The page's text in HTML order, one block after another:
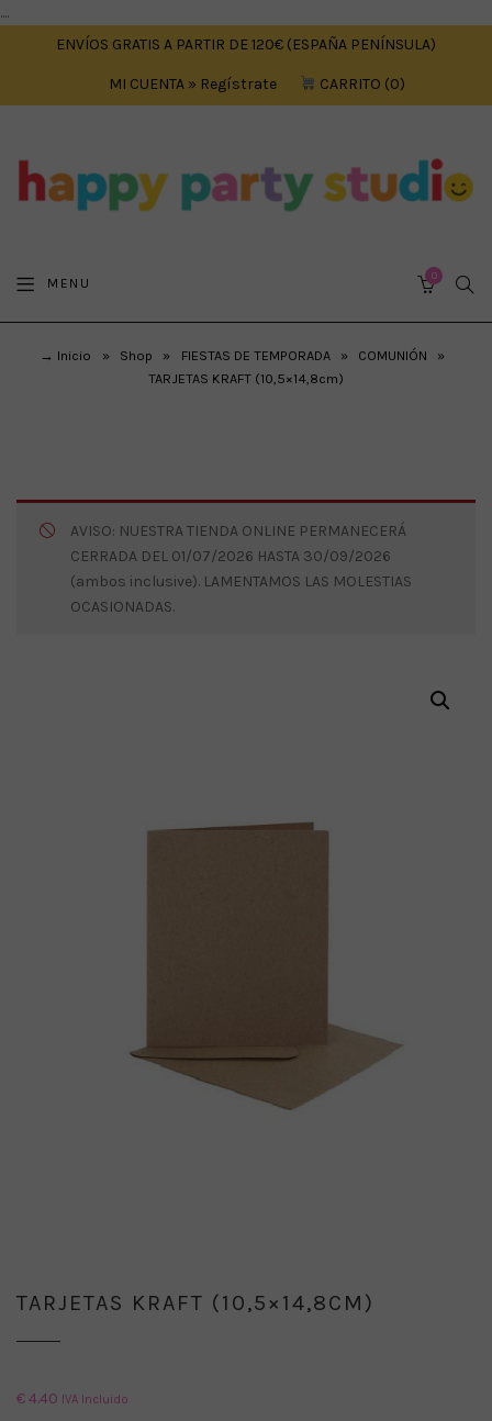
....
ENVÍOS GRATIS A PARTIR DE 120€ (ESPAÑA PENÍNSULA)
MI CUENTA » Regístrate CARRITO 0
MENU 0
→ Inicio » Shop » FIESTAS DE TEMPORADA » COMUNIÓN
»
TARJETAS KRAFT (10,5×14,8cm)
AVISO: NUESTRA TIENDA ONLINE PERMANECERÁ
CERRADA DEL 01/07/2026 HASTA 30/09/2026
(ambos inclusive). LAMENTAMOS LAS MOLESTIAS
OCASIONADAS.
TARJETAS KRAFT (10,5×14,8CM)
€4.40 IVA Incluido